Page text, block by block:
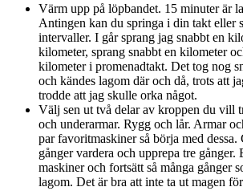
Värm upp på löpbandet. 15 minuter är
Antingen kan du springa i din takt eller
intervaller. I går sprang jag snabbt en
kilometer, sprang snabbt en kilometer
kilometer i promenadtakt. Det tog nog
och kändes lagom där och då, trots att
trodde att jag skulle orka något.
Välj sen ut två delar av kroppen du vill
och underarmar. Rygg och lår. Armar
par favoritmaskiner så börja med
gånger vardera och upprepa tre
maskiner och fortsätt så många gånger
lagom. Det är bra att inte ta ut magen